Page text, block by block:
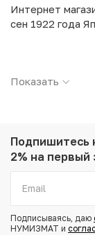
Интернет
сен 1922 года
Страна: Япония
Вес: 2.63 г
Диаметр:
Состояние: VF
Купить 5 сен
Показать
Подпишитесь
2% на первый
Подписываясь, даю
НУМИЗМАТ и